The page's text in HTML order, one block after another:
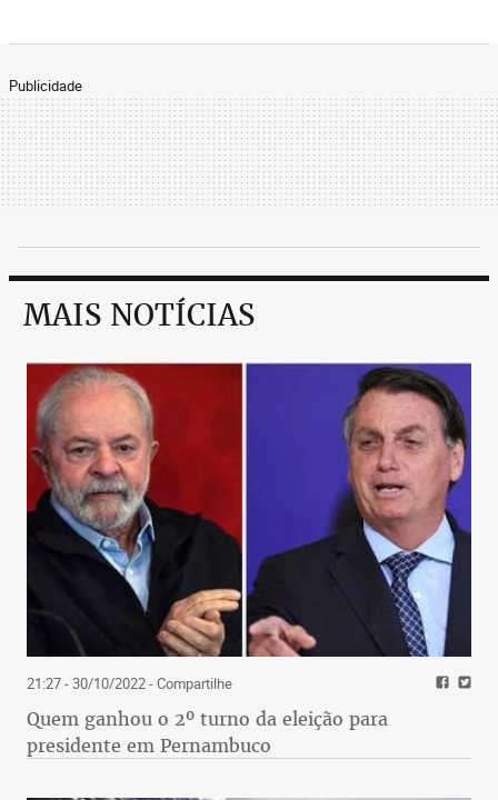
Publicidade
MAIS NOTÍCIAS
21:27 - 30/10/2022- Compartilhe
Quem ganhou o 2º turno da eleição para
presidente em Pernambuco